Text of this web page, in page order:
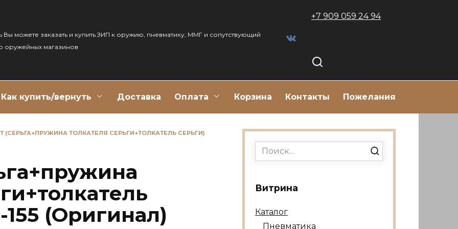
Вы можете заказать и купить ЗИП к оружию, пневматику, ММГ и сопутствующий
оружейных магазинов
+7 909 059 24 94
Как купить/вернуть Доставка Оплата Корзина Контакты Пожелания
(СЕРЬГА+ПРУЖИНА ТОЛКАТЕЛЯ СЕРЬГИ+ТОЛКАТЕЛЬ СЕРЬГИ)
(Оригинал)
Search
for:
Витрина
Каталог
Пневматика